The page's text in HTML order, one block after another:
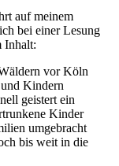
auf meinem
bei einer Lesung
Inhalt:
vor Köln
Kindern
geistert ein
Kinder
umgebracht
bis weit in die